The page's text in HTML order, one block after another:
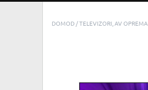
DOMOD TELEVIZORI, AV OPREMA